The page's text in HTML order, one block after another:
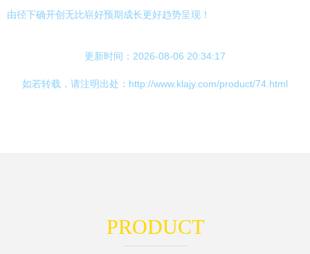
由径下确开创无比崭好预期成长更好趋势呈现！
更新时间：2026-08-06 20:34:17
如若转载，请注明出处：http://www.klajy.com/product/74.html
PRODUCT